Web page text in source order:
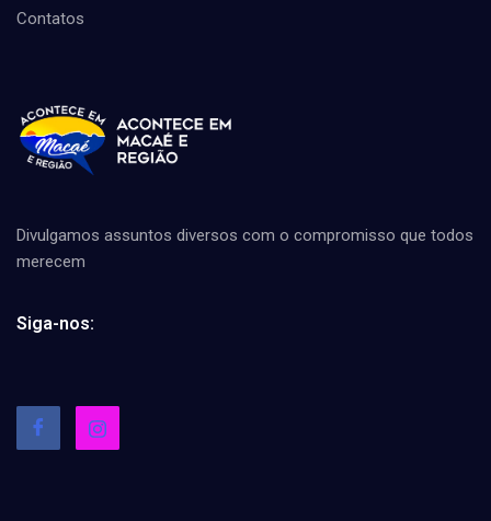
Contatos
Divulgamos assuntos diversos com o compromisso que todos
merecem
Siga-nos: